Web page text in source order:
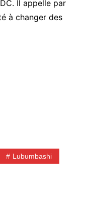
Il appelle par
à changer des
Lubumbashi